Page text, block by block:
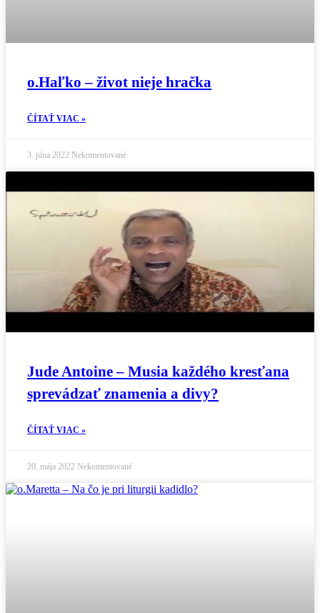
o.Haľko – život nieje hračka
ČÍTAŤ VIAC »
3. júna 2022 Nekomentované
Jude Antoine – Musia každého kresťana
sprevádzať znamenia a divy?
ČÍTAŤ VIAC »
20. mája 2022 Nekomentované